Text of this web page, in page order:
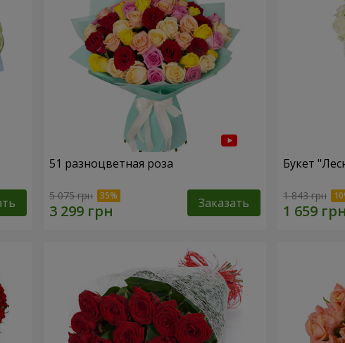
51 разноцветная роза
5 075 грн Заказать
Букет
1 843 грн